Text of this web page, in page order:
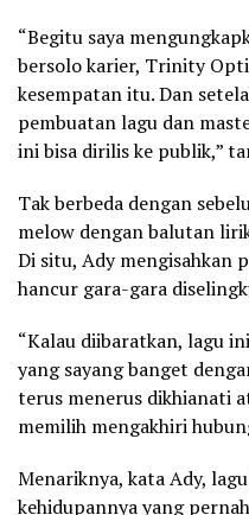
“Begitu saya
bersolo karier, Trinity
kesempatan itu. Dan
pembuatan lagu dan
ini bisa dirilis ke publik,”
Tak berbeda dengan
melow dengan balutan
Di situ, Ady mengisahkan
hancur gara-gara
“Kalau diibaratkan, lagu
yang sayang banget
terus menerus dikhianati
memilih mengakhiri
Menariknya, kata Ady,
kehidupannya yang